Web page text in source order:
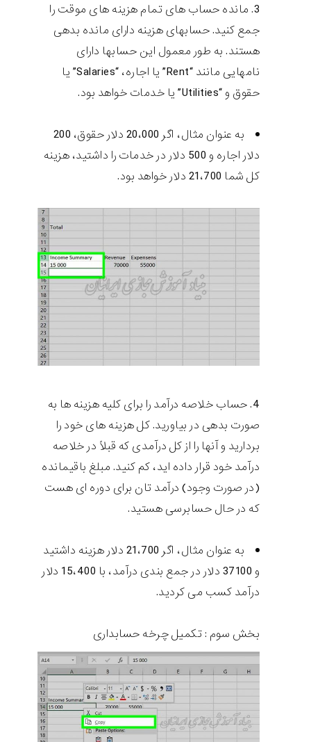
مانده حساب های تمام هزینه های موقت را
جمع کنید. حسابهای هزینه دارای مانده بدهی
هستند. به طور معمول این حسابها دارای
نامهایی مانند “Rent” یا اجاره، “Salaries” یا
حقوق و “Utilities” یا خدمات خواهد بود.
به عنوان مثال، اگر 20،000 دلار حقوق، 200
دلار اجاره و 500 دلار در خدمات را داشتید، هزینه
کل شما 21،700 دلار خواهد بود.
حساب خلاصه درآمد را برای کلیه هزینه ها به
صورت بدهی در بیاورید. کل هزینه های خود را
بردارید و آنها را از کل درآمدی که قبلاً در خلاصه
درآمد خود قرار داده اید، کم کنید. مبلغ باقیمانده
(در صورت وجود) درآمد تان برای دوره ای هست
که در حال حسابرسی هستید.
به عنوان مثال، اگر 21،700 دلار هزینه داشتید
و 37100 دلار در جمع بندی درآمد، با 15،400 دلار
درآمد کسب می کردید.
بخش سوم : تکمیل چرخه حسابداری